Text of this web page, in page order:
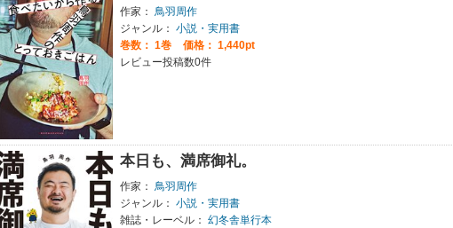
作家：
鳥羽周作
ジャンル： 小説・実用書
巻数： 1巻
価格： 1,440pt
レビュー投稿数0件
本日も、満席御礼。
作家： 鳥羽周作
ジャンル： 小説・実用書
雑誌・レーベル： 幻冬舎単行本